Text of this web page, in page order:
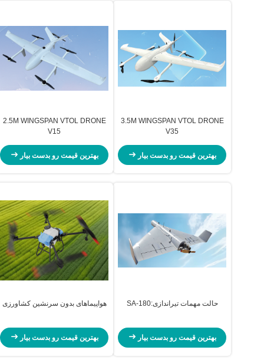
3.5M WINGSPAN VTOL DRONE
V35
بهترین قیمت رو بدست بیار
2.5M WINGSPAN VTOL DRONE
V15
بهترین قیمت رو بدست بیار
حالت مهمات تیراندازی:SA-180
بهترین قیمت رو بدست بیار
هواپیماهای بدون سرنشین کشاورزی
بهترین قیمت رو بدست بیار